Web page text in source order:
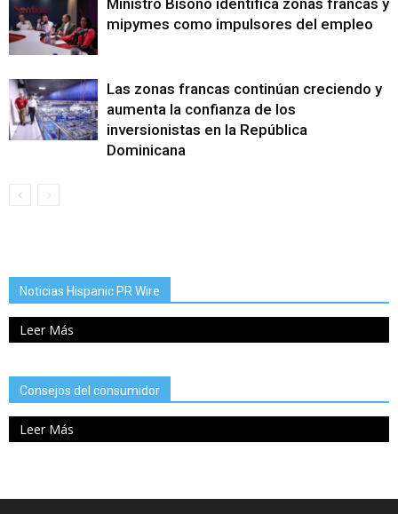
Ministro Bisonó identifica zonas francas y
mipymes como impulsores del empleo
Las zonas francas continúan creciendo y
aumenta la confianza de los
inversionistas en la República
Dominicana
Noticias Hispanic PR Wire
Leer Más
Consejos del consumidor
Leer Más